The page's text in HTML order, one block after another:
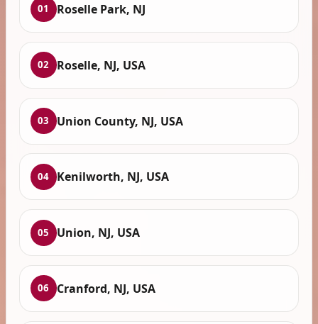
01 Roselle Park, NJ
02 Roselle, NJ, USA
03 Union County, NJ, USA
04 Kenilworth, NJ, USA
05 Union, NJ, USA
06 Cranford, NJ, USA